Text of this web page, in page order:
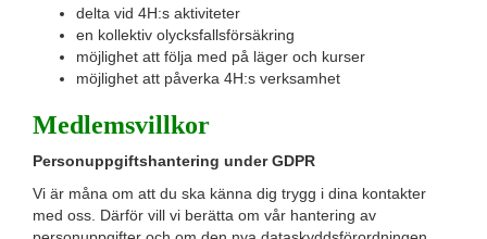
delta vid 4H:s aktiviteter
en kollektiv olycksfallsförsäkring
möjlighet att följa med på läger och kurser
möjlighet att påverka 4H:s verksamhet
Medlemsvillkor
Personuppgiftshantering under GDPR
Vi är måna om att du ska känna dig trygg i dina kontakter
med oss. Därför vill vi berätta om vår hantering av